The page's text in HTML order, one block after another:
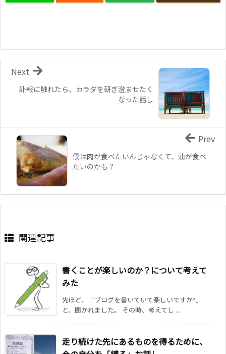
訃報に触れたら、カラダを研ぎ澄ませたく
なった話し
Next
僕は肉が食べたいんじゃなくて、油が食べ
たいのかも？
Prev
関連記事
書くことが楽しいのか？について考えて
みた
先ほど、「ブログを書いていて楽しいですか?」
と、聞かれました。 その時、考えてし ...
走り続けた先にあるものを得るために、